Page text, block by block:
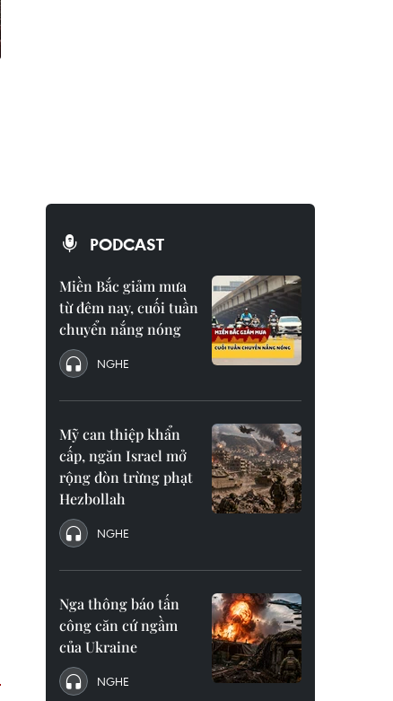
PODCAST
Miền Bắc giảm mưa
từ đêm nay, cuối tuần
chuyển nắng nóng
NGHE
Mỹ can thiệp khẩn
cấp, ngăn Israel mở
rộng đòn trừng phạt
Hezbollah
NGHE
Nga thông báo tấn
công căn cứ ngầm
của Ukraine
NGHE